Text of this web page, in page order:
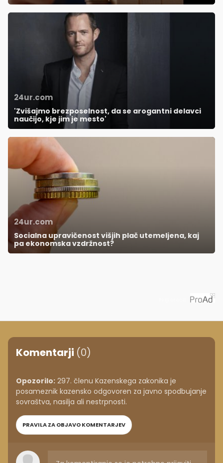
24ur.com
'Zvišajmo brezposelnost, da se arogantni delavci
naučijo, kje jim je mesto'
24ur.com
Socialna upravičenost višjih plač utemeljena, kaj
pa ekonomska vzdržnost?
Komentarji (0)
Opozorilo: 297. členu Kazenskega zakonika je
posameznik kazensko odgovoren za javno spodbujanje
sovraštva, nasilja ali nestrpnosti.
PRAVILA ZA OBJAVO KOMENTARJEV